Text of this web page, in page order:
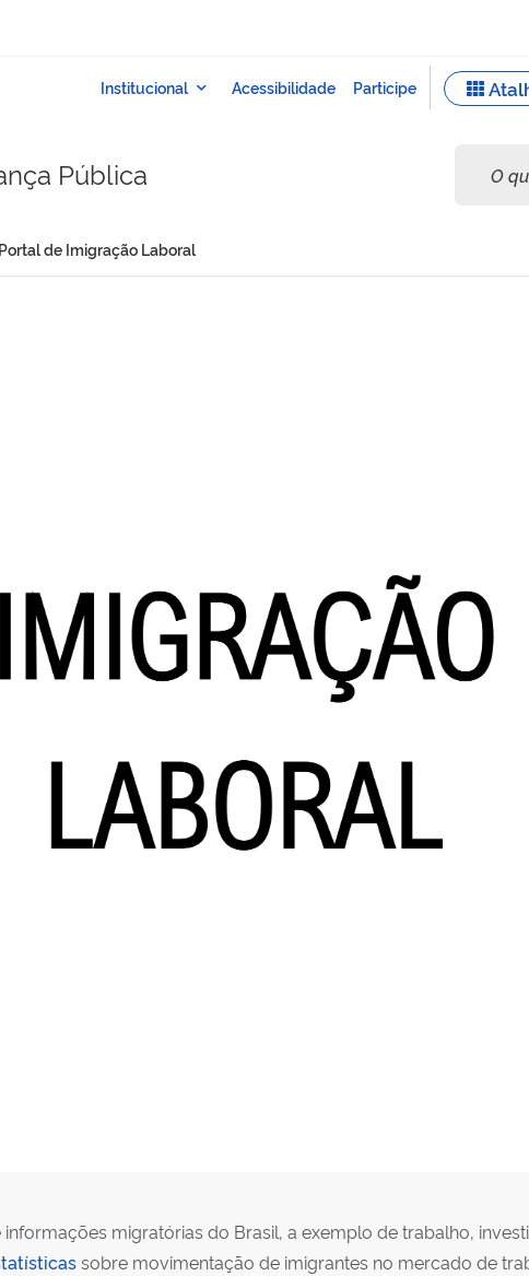
Pública
Portal de Imigração Laboral
migratórias do Brasil, a exemplo de trabalho,
sobre movimentação de imigrantes no mercado de